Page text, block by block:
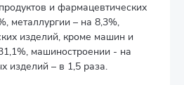
и фармацевтических
металлургии – на 8,3%,
изделий, кроме машин и
машиностроении - на
изделий – в 1,5 раза.